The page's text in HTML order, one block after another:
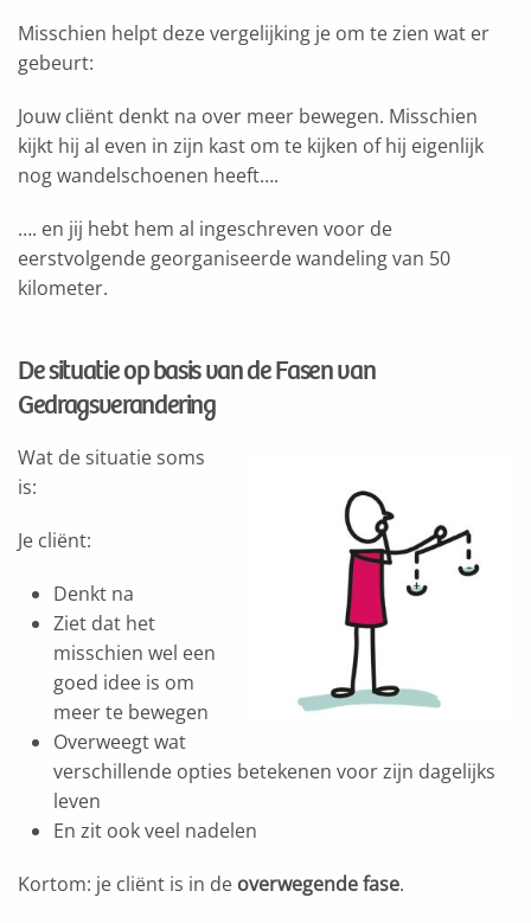
Misschien helpt deze vergelijking je om te zien wat er
gebeurt:
Jouw cliënt denkt na over meer bewegen. Misschien
kijkt hij al even in zijn kast om te kijken of hij eigenlijk
nog wandelschoenen heeft….
…. en jij hebt hem al ingeschreven voor de
eerstvolgende georganiseerde wandeling van 50
kilometer.
De situatie op basis van de Fasen van
Gedragsverandering
Wat de situatie soms
is:
Je cliënt:
Denkt na
Ziet dat het
misschien wel een
goed idee is om
meer te bewegen
Overweegt wat
verschillende opties betekenen voor zijn dagelijks
leven
En zit ook veel nadelen
Kortom: je cliënt is in de overwegende fase.